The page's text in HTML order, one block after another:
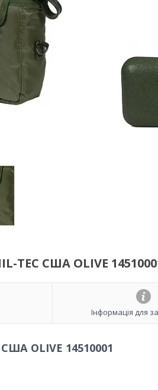
TEC США OLIVE
Інформація для
OLIVE 14510001